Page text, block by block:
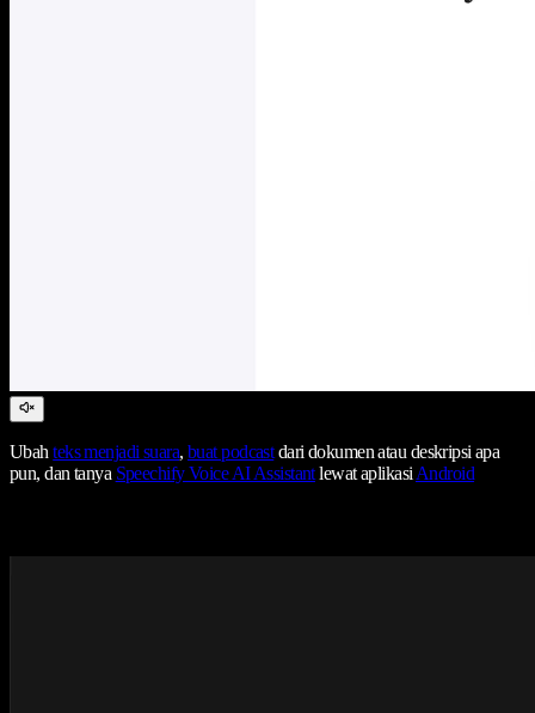
Ubahteks menjadi suara,buat podcastdari dokumen atau deskripsi apa
pun, dan tanya Speechify Voice AI Assistantlewat aplikasiAndroid